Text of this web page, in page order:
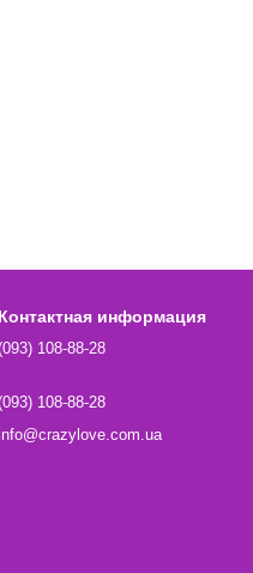
Контактная информация
108-88-28
108-88-28